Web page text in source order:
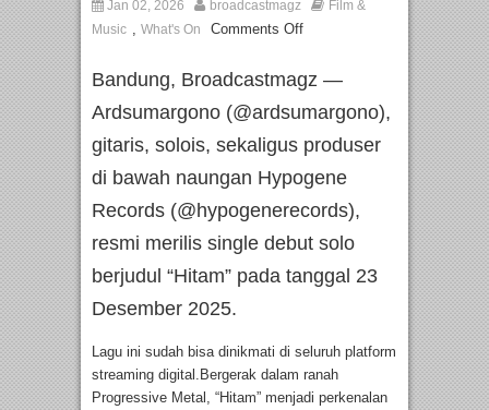
Jan 02, 2026 broadcastmagz
Film &
Music , What's On Comments Off
Bandung, Broadcastmagz —
Ardsumargono (@ardsumargono),
gitaris, solois, sekaligus produser
di bawah naungan Hypogene
Records (@hypogenerecords),
resmi merilis single debut solo
berjudul “Hitam” pada tanggal 23
Desember 2025.
Lagu ini sudah bisa dinikmati di seluruh platform
streaming digital.Bergerak dalam ranah
Progressive Metal, “Hitam” menjadi perkenalan